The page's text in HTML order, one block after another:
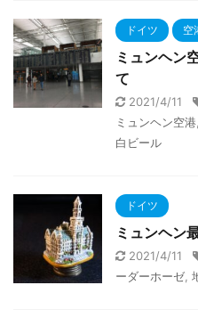
ドイツ 空
ミュンヘン
て
2021/4/11
ミュンヘン空港
白ビール
ドイツ
ミュンヘン
2021/4/11
ーダーホーゼ